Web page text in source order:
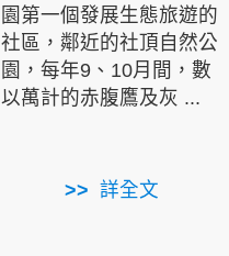
園第一個發展生態旅遊的
社區，鄰近的社頂自然公
園，每年9、10月間，數
以萬計的赤腹鷹及灰 ...
詳全文